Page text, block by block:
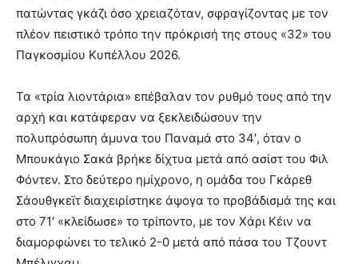
πατώντας γκάζι όσο χρειαζόταν, σφραγίζοντας με τον
πλέον πειστικό τρόπο την πρόκρισή της στους «32» του
Παγκοσμίου Κυπέλλου 2026.
Τα «τρία λιοντάρια» επέβαλαν τον ρυθμό τους από την
αρχή και κατάφεραν να ξεκλειδώσουν την
πολυπρόσωπη άμυνα του Παναμά στο 34′, όταν ο
Μπουκάγιο Σακά βρήκε δίχτυα μετά από ασίστ του Φιλ
Φόντεν. Στο δεύτερο ημίχρονο, η ομάδα του Γκάρεθ
Σάουθγκεϊτ διαχειρίστηκε άψογα το προβάδισμά της και
στο 71′ «κλείδωσε» το τρίποντο, με τον Χάρι Κέιν να
διαμορφώνει το τελικό 2-0 μετά από πάσα του Τζουντ